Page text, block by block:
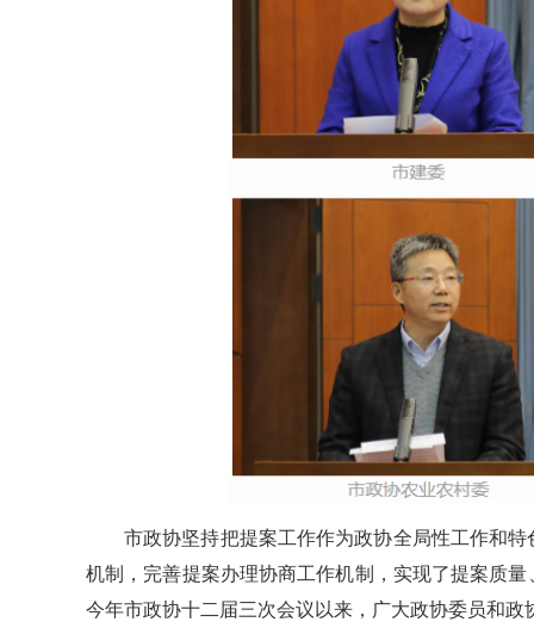
市政协坚持把提案工作作为政协全局性工作和
机制，完善提案办理协商工作机制，实现了提案质
今年市政协十二届三次会议以来，广大政协委员和